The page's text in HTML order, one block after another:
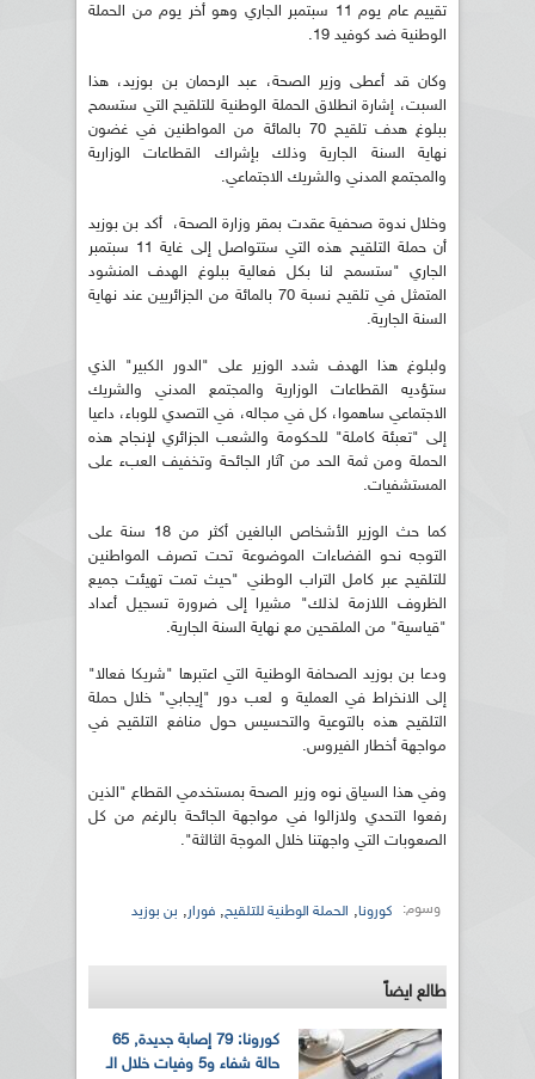
تقييم عام يوم 11 سبتمبر الجاري وهو أخر يوم من الحملة
الوطنية ضد كوفيد 19.
وكان قد أعطى وزير الصحة، عبد الرحمان بن بوزيد، هذا
السبت، إشارة انطلاق الحملة الوطنية للتلقيح التي ستسمح
ببلوغ هدف تلقيح 70 بالمائة من المواطنين في غضون
نهاية السنة الجارية وذلك بإشراك القطاعات الوزارية
والمجتمع المدني والشريك الاجتماعي.
وخلال ندوة صحفية عقدت بمقر وزارة الصحة، أكد بن بوزيد
أن حملة التلقيح هذه التي ستتواصل إلى غاية 11 سبتمبر
الجاري "ستسمح لنا بكل فعالية ببلوغ الهدف المنشود
المتمثل في تلقيح نسبة 70 بالمائة من الجزائريين عند نهاية
السنة الجارية.
ولبلوغ هذا الهدف شدد الوزير على "الدور الكبير" الذي
ستؤديه القطاعات الوزارية والمجتمع المدني والشريك
الاجتماعي ساهموا، كل في مجاله، في التصدي للوباء، داعيا
إلى "تعبئة كاملة" للحكومة والشعب الجزائري لإنجاح هذه
الحملة ومن ثمة الحد من آثار الجائحة وتخفيف العبء على
المستشفيات.
كما حث الوزير الأشخاص البالغين أكثر من 18 سنة على
التوجه نحو الفضاءات الموضوعة تحت تصرف المواطنين
للتلقيح عبر كامل التراب الوطني "حيث تمت تهيئت جميع
الظروف اللازمة لذلك" مشيرا إلى ضرورة تسجيل أعداد
"قياسية" من الملقحين مع نهاية السنة الجارية.
ودعا بن بوزيد الصحافة الوطنية التي اعتبرها "شريكا فعالا"
إلى الانخراط في العملية و لعب دور "إيجابي" خلال حملة
التلقيح هذه بالتوعية والتحسيس حول منافع التلقيح في
مواجهة أخطار الفيروس.
وفي هذا السياق نوه وزير الصحة بمستخدمي القطاع "الذين
رفعوا التحدي ولازالوا في مواجهة الجائحة بالرغم من كل
الصعوبات التي واجهتنا خلال الموجة الثالثة".
وسوم: كورونا, الحملة الوطنية للتلقيح, فورار, بن بوزيد
طالع ايضاً
كورونا: 79 إصابة جديدة, 65
حالة شفاء و5 وفيات خلال الـ